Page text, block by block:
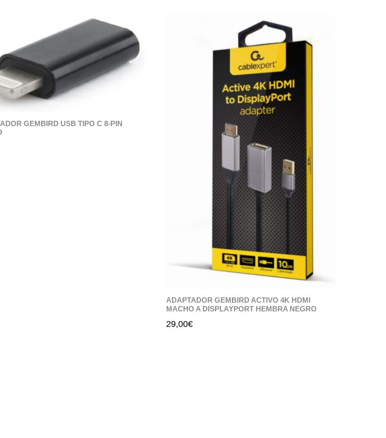
GEMBIRD USB TIPO C 8-PIN
ADAPTADOR GEMBIRD ACTIVO 4K HDMI
MACHO A DISPLAYPORT HEMBRA NEGRO
29,00€